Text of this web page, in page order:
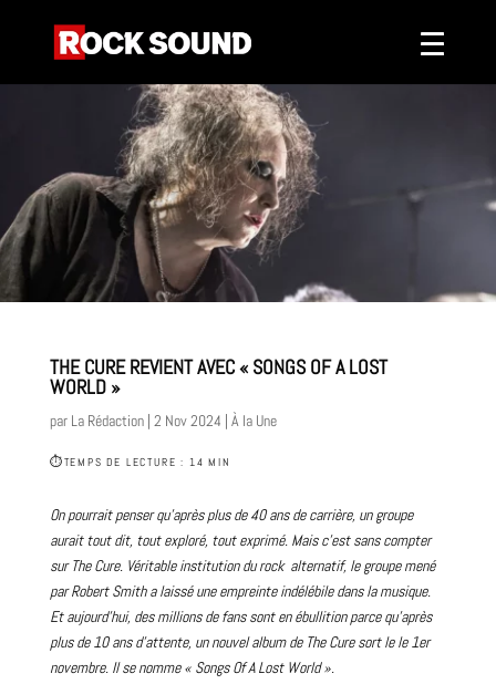
THE CURE REVIENT AVEC « SONGS OF A LOST
WORLD »
par La Rédaction| 2 Nov 2024 | À la Une
⏱TEMPS DE LECTURE : 14 MIN
On pourrait penser qu’après plus de 40 ans de carrière, ungroupe
aurait tout dit, tout exploré, tout exprimé. Mais c’est sans compter
surThe Cure. Véritable institution du rock alternatif, le groupe mené
parRobert Smitha laissé une empreinte indélébile dans la musique.
Et aujourd’hui, des millions de fans sont en ébullition parce qu’après
plus de 10 ans d’attente, un nouvelalbumde The Curesort le le 1er
novembre. Il se nomme « Songs Of A Lost World ».